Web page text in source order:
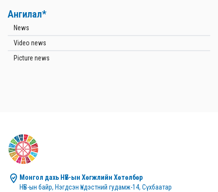
Ангилал*
News
Video news
Picture news
Монгол дахь НҮБ-ын Хөгжлийн Хөтөлбөр
НҮБ-ын байр, Нэгдсэн Үндэстний гудамж-14, Сүхбаатар